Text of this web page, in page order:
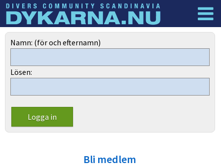
Dyknyheter
Namn: (för och efternamn)
Lösen:
Bli medlem